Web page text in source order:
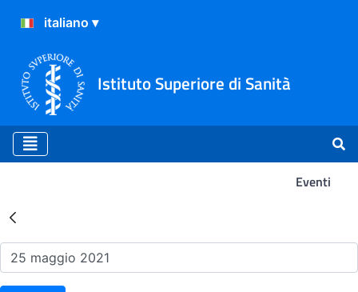
Istituto Superiore di Sanità
Eventi
Risultati della Ricerca -